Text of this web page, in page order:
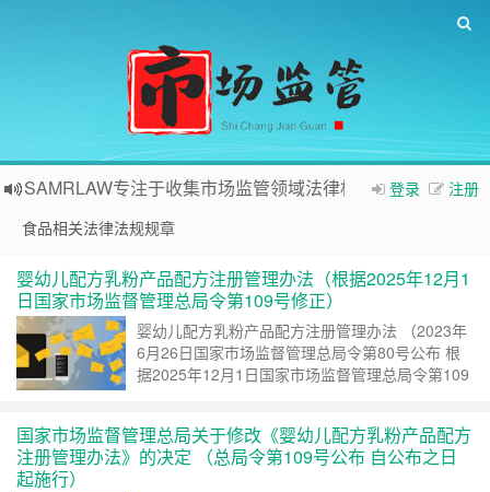
登录 注册
SAMRLAW专注于收集市场监管领域法律相关内容
食品相关法律法规规章
婴幼儿配方乳粉产品配方注册管理办法（根据2025年12月1
日国家市场监督管理总局令第109号修正）
婴幼儿配方乳粉产品配方注册管理办法 （2023年
6月26日国家市场监督管理总局令第80号公布 根
据2025年12月1日国家市场监督管理总局令第109
读 »
国家市场监督管理总局关于修改《婴幼儿配方乳粉产品配方
注册管理办法》的决定 （总局令第109号公布 自公布之日
起施行）